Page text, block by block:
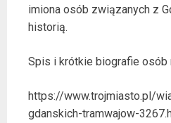
imiona osób związanych z
historią.
Spis i krótkie biografie osób
https://www.trojmiasto.pl/
gdanskich-tramwajow-